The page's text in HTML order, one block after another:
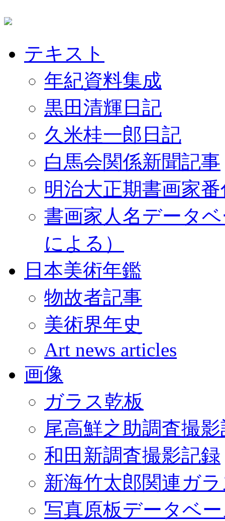
テキスト
年紀資料集成
黒田清輝日記
久米桂一郎日記
白馬会関係新聞記事
明治大正期書画家
書画家人名データ
による）
日本美術年鑑
物故者記事
美術界年史
Art news articles
画像
ガラス乾板
尾高鮮之助調査撮
和田新調査撮影記録
新海竹太郎関連ガ
写真原板データベ